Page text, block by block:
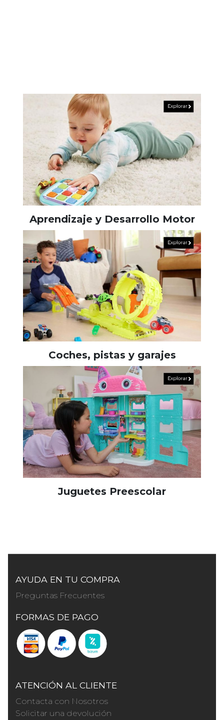
Aprendizaje y Desarrollo Motor
Coches, pistas y garajes
Juguetes Preescolar
AYUDA EN TU COMPRA
Preguntas Frecuentes
FORMAS DE PAGO
ATENCIÓN AL CLIENTE
Contacta con Nosotros
Solicitar una devolución